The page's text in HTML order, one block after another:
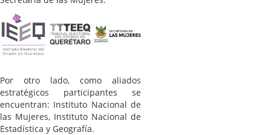
Por otro lado, como aliados
estratégicos participantes se
encuentran: Instituto Nacional de
las Mujeres, Instituto Nacional de
Estadística y Geografía.